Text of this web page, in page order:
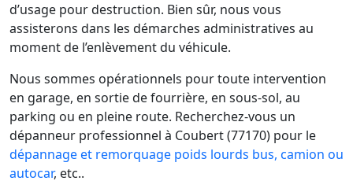
d’usage pour destruction. Bien sûr, nous vous
assisterons dans les démarches administratives au
moment de l’enlèvement du véhicule.
Nous sommes opérationnels pour toute intervention
en garage, en sortie de fourrière, en sous-sol, au
parking ou en pleine route. Recherchez-vous un
dépanneur professionnel à Coubert (77170) pour le
dépannage et remorquage poids lourds bus, camion ou
autocar, etc..